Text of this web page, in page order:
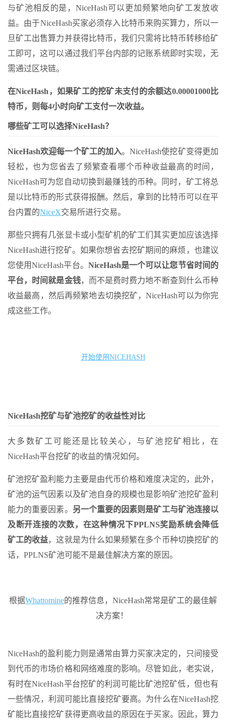
与矿池相反的是，NiceHash可以更加频繁地向矿工发放收
益。由于NiceHash买家必须存入比特币来购买算力，所以一
旦矿工出售算力并获得比特币，我们只需将比特币转移给矿
工即可，这可以通过我们平台内部的记账系统即时实现，无
需通过区块链。
在NiceHash，如果矿工的挖矿未支付的余额达0.00001000比
特币，则每4小时向矿工支付一次收益。
哪些矿工可以选择NiceHash？
NiceHash欢迎每一个矿工的加入。NiceHash使挖矿变得更加
轻松，也为您省去了频繁查看哪个币种收益最高的时间，
NiceHash可为您自动切换到最赚钱的币种。同时，矿工将总
是以比特币的形式获得报酬。然后，拿到的比特币可以在平
台内置的NiceX交易所进行交易。
那些只拥有几张显卡或小型矿机的矿工们其实更加应该选择
NiceHash进行挖矿。如果你想省去挖矿期间的麻烦，也建议
您使用NiceHash平台。 NiceHash是一个可以让您节省时间的
平台，时间就是金钱，而不是费时费力地不断查到什么币种
收益最高，然后再频繁地去切换挖矿，NiceHash可以为你完
成这些工作。
开始使用NICEHASH
NiceHash挖矿与矿池挖矿的收益性对比
大多数矿工可能还是比较关心，与矿池挖矿相比，在
NiceHash平台挖矿的收益的情况如何。
矿池挖矿盈利能力主要是由代币价格和难度决定的，此外，
矿池的运气因素以及矿池自身的规模也是影响矿池挖矿盈利
能力的重要因素。 另一个重要的因素则是矿工与矿池连接以
及断开连接的次数，在这种情况下PPLNS奖励系统会降低
矿工的收益，这就是为什么如果频繁在多个币种切换挖矿的
话，PPLNS矿池可能不是最佳解决方案的原因。
根据Whattomine的推荐信息，NiceHash常常是矿工的最佳解
决方案！
NiceHash的盈利能力则是通常由算力买家决定的，只间接受
到代币的市场价格和网络难度的影响。尽管如此，老实说，
有时在NiceHash平台挖矿的利润可能比矿池挖矿低，但也有
一些情况，利润可能比直接挖矿要高。为什么在NiceHash挖
矿能比直接挖矿获得更高收益的原因在于买家。因此，算力